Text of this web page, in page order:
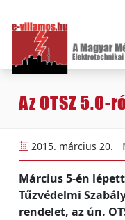
Az OTSZ
2015. március 20.
Március 5-én
Tűzvédelmi
rendelet, az ún.